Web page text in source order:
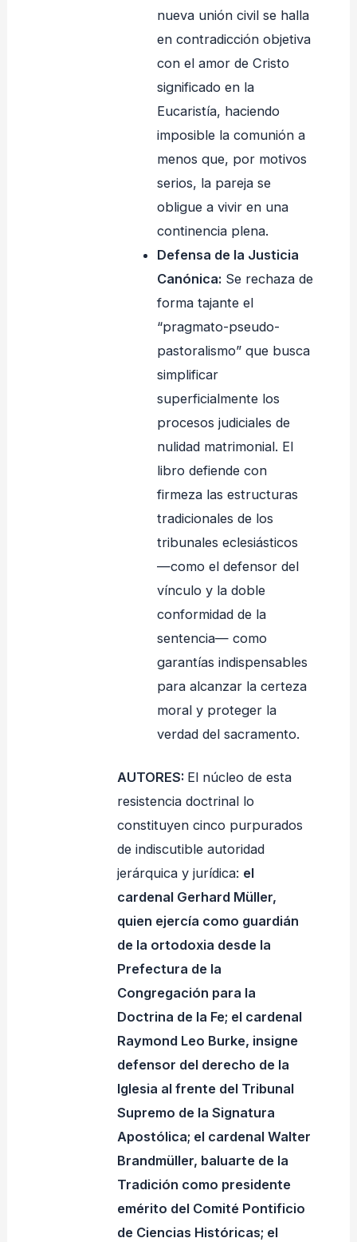
nueva unión civil se halla
en contradicción objetiva
con el amor de Cristo
significado en la
Eucaristía, haciendo
imposible la comunión a
menos que, por motivos
serios, la pareja se
obligue a vivir en una
continencia plena.
Defensa de la Justicia
Canónica: Se rechaza de
forma tajante el
“pragmato-pseudo-
pastoralismo” que busca
simplificar
superficialmente los
procesos judiciales de
nulidad matrimonial. El
libro defiende con
firmeza las estructuras
tradicionales de los
tribunales eclesiásticos
—como el defensor del
vínculo y la doble
conformidad de la
sentencia— como
garantías indispensables
para alcanzar la certeza
moral y proteger la
verdad del sacramento.
AUTORES: El núcleo de esta
resistencia doctrinal lo
constituyen cinco purpurados
de indiscutible autoridad
jerárquica y jurídica: el
cardenal Gerhard Müller,
quien ejercía como guardián
de la ortodoxia desde la
Prefectura de la
Congregación para la
Doctrina de la Fe; el cardenal
Raymond Leo Burke, insigne
defensor del derecho de la
Iglesia al frente del Tribunal
Supremo de la Signatura
Apostólica; el cardenal Walter
Brandmüller, baluarte de la
Tradición como presidente
emérito del Comité Pontificio
de Ciencias Históricas; el